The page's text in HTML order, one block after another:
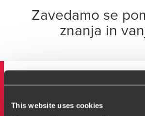
This website uses cookies
Zavedamo se
znanja in